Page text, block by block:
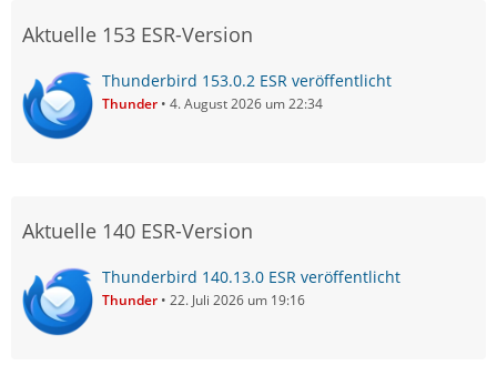
Aktuelle 153 ESR-Version
Thunderbird 153.0.2 ESR veröffentlicht
Thunder 4. August 2026 um 22:34
Aktuelle 140 ESR-Version
Thunderbird 140.13.0 ESR veröffentlicht
Thunder 22. Juli 2026 um 19:16